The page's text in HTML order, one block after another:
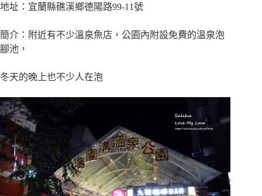
地址：宜蘭縣礁溪鄉德陽路99-11號
簡介：附近有不少溫泉魚店，公園內附設免費的溫泉泡
腳池，
冬天的晚上也不少人在泡